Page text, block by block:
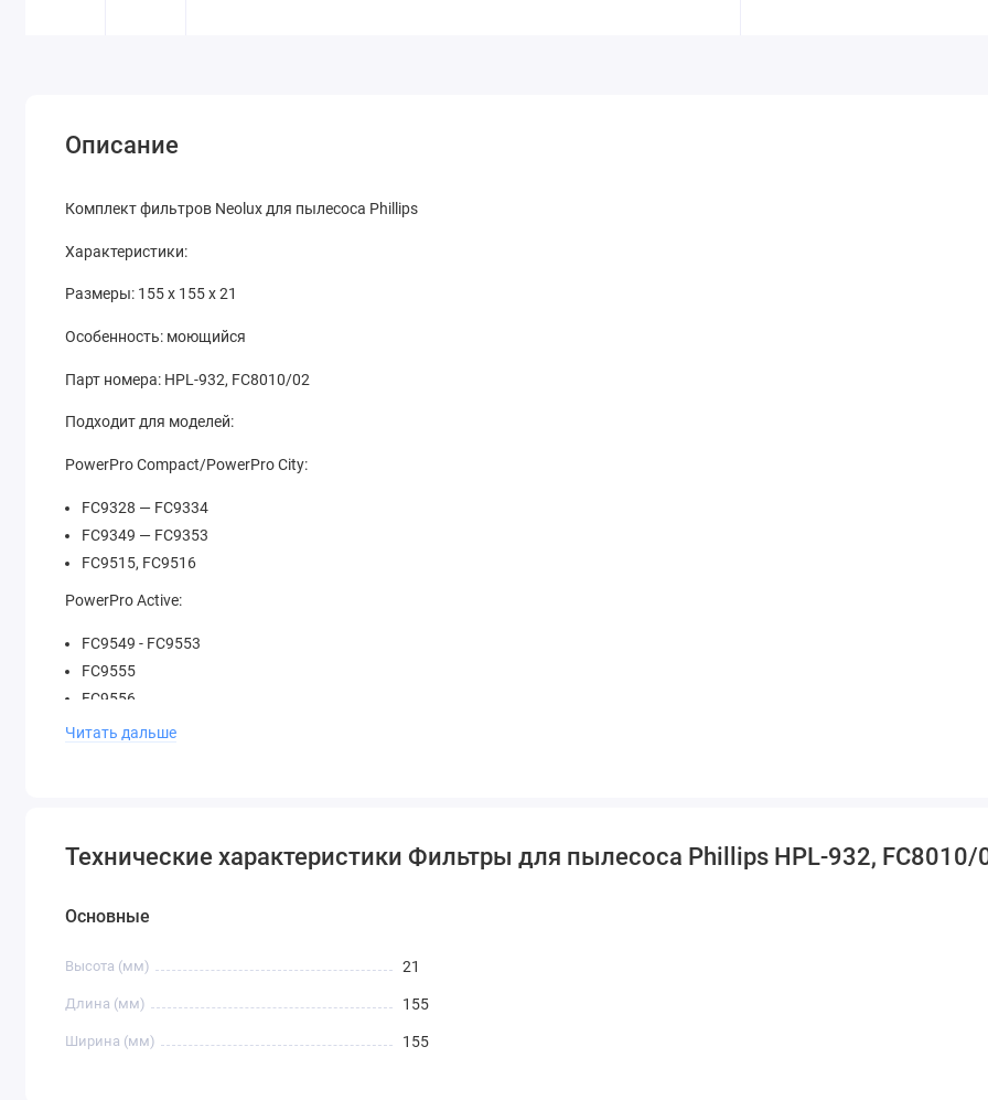
Описание
Комплект фильтров Neolux для пылесоса Phillips
Характеристики:
Размеры: 155 х 155 х 21
Особенность: моющийся
Парт номера: HPL-932, FC8010/02
Подходит для моделей:
PowerPro Compact/PowerPro City:
FC9328 — FC9334
FC9349 — FC9353
FC9515, FC9516
PowerPro Active:
FC9549 - FC9553
FC9555
FC9556
FC9569
Читать дальше
Технические характеристики Фильтры для пылесоса Phillips HPL-932, FC8010/
Основные
Высота (мм) 21
Длина (мм) 155
Ширина (мм) 155